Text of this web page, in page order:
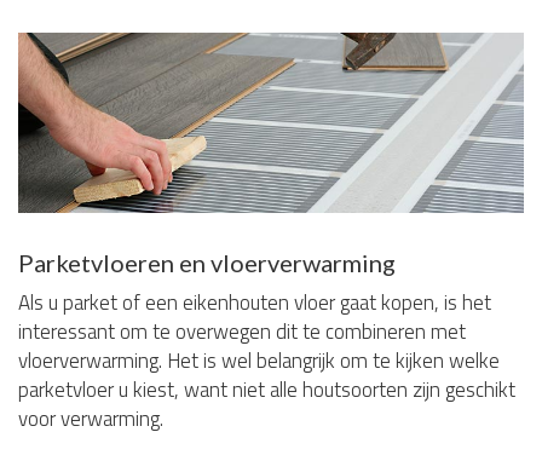
Parketvloeren en vloerverwarming
Als u parket of een eikenhouten vloer gaat kopen, is het
interessant om te overwegen dit te combineren met
vloerverwarming. Het is wel belangrijk om te kijken welke
parketvloer u kiest, want niet alle houtsoorten zijn geschikt
voor verwarming.